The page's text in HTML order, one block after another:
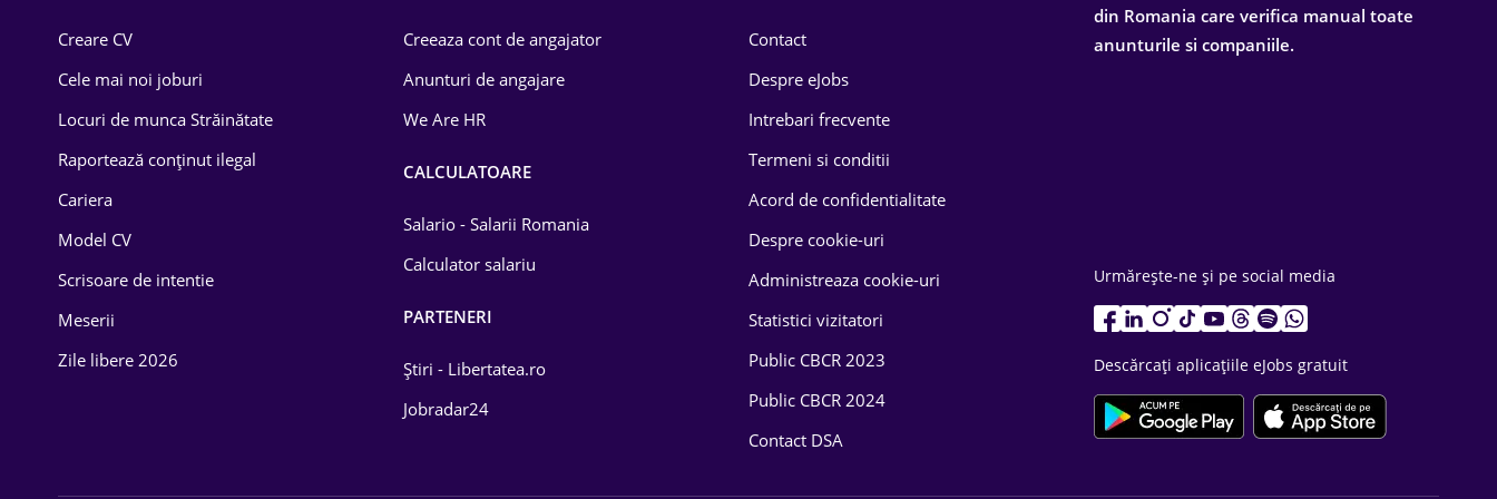
Drept
Educație / Training
Energetică
Farma
Creare CV
Cele mai noi joburi
Locuri de munca Străinătate
Raportează conținut ilegal
Cariera
Model CV
Scrisoare de intentie
Meserii
Zile libere 2026
Creeaza cont de angajator
Anunturi de angajare
We Are HR
CALCULATOARE
Salario - Salarii Romania
Calculator salariu
PARTENERI
Știri - Libertatea.ro
Jobradar24
Contact
Despre eJobs
Intrebari frecvente
Termeni si conditii
Acord de confidentialitate
Despre cookie-uri
Administreaza cookie-uri
Statistici vizitatori
Public CBCR 2023
Public CBCR 2024
Contact DSA
din Romania care verifica manual toate
anunturile si companiile.
Urmărește-ne și pe social media
Descărcați aplicațiile eJobs gratuit